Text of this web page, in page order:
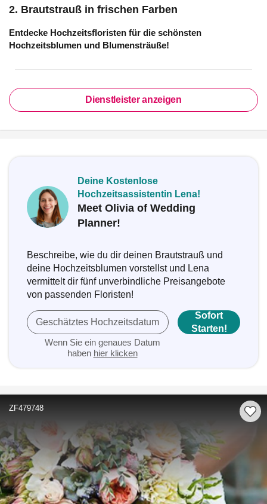
2. Brautstrauß in frischen Farben
Entdecke Hochzeitsfloristen für die schönsten
Hochzeitsblumen und Blumensträuße!
Dienstleister anzeigen
Deine Kostenlose
Hochzeitsassistentin Lena!
Meet Olivia of Wedding
Planner!
Beschreibe, wie du dir deinen Brautstrauß und
deine Hochzeitsblumen vorstellst und Lena
vermittelt dir fünf unverbindliche Preisangebote
von passenden Floristen!
Geschätztes Hochzeitsdatum
Wenn Sie ein genaues Datum
haben hier klicken
Sofort
Starten!
ZF479748